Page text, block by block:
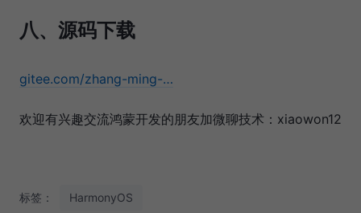
八、源码下载
gitee.com/zhang-ming-…
欢迎有兴趣交流鸿蒙开发的朋友加微聊技术：xiaowon12
标签： HarmonyOS